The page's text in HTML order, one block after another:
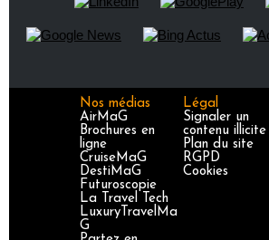
Nos médias
AirMaG
Brochures en
ligne
CruiseMaG
DestiMaG
Futuroscopie
La Travel Tech
LuxuryTravelMa
G
Légal
Signaler un
contenu illicite
Plan du site
RGPD
Cookies